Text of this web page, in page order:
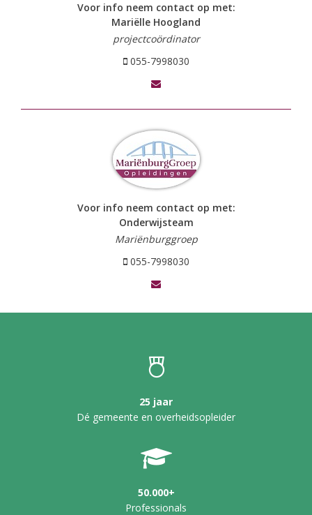
Voor info neem contact op met:
Mariëlle Hoogland
projectcoördinator
055-7998030
Voor info neem contact op met:
Onderwijsteam
Mariënburggroep
055-7998030
25 jaar
Dé gemeente en overheidsopleider
50.000+
Professionals